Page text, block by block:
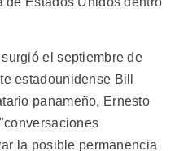
el septiembre de
estadounidense Bill
panameño, Ernesto
la posible permanencia